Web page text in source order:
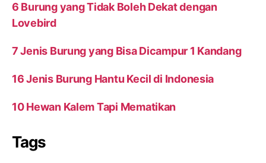
6 Burung yang Tidak Boleh Dekat dengan
Lovebird
7 Jenis Burung yang Bisa Dicampur 1 Kandang
16 Jenis Burung Hantu Kecil di Indonesia
10 Hewan Kalem Tapi Mematikan
Tags